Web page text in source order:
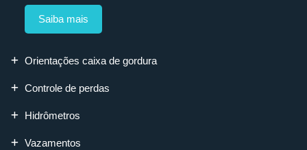
Saiba mais
Orientações caixa de gordura
Controle de perdas
Hidrômetros
Vazamentos